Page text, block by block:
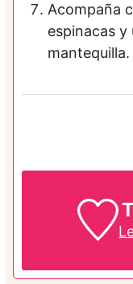
Acompaña
espinacas
mantequilla.